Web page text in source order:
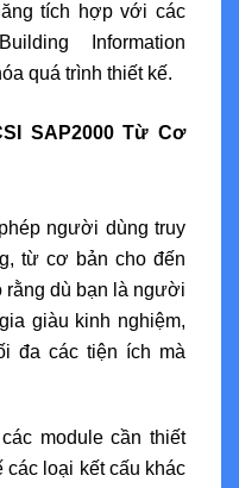
tích hợp với các
Information
quá trình thiết kế.
SAP2000 Từ Cơ
người dùng truy
từ cơ bản cho đến
rằng dù bạn là người
giàu kinh nghiệm,
đa các tiện ích mà
module cần thiết
các loại kết cấu khác